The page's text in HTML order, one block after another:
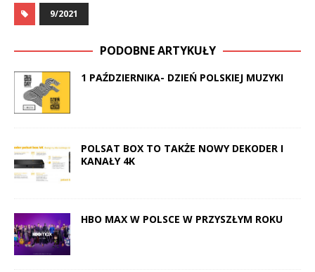
9/2021
PODOBNE ARTYKUŁY
1 PAŹDZIERNIKA- DZIEŃ POLSKIEJ MUZYKI
POLSAT BOX TO TAKŻE NOWY DEKODER I
KANAŁY 4K
HBO MAX W POLSCE W PRZYSZŁYM ROKU